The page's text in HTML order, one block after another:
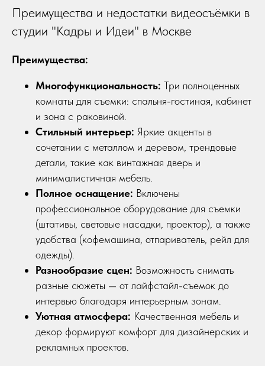
Преимущества и недостатки видеосъёмки в
студии "Кадры и Идеи" в Москве
Преимущества:
Многофункциональность: Три полноценных
комнаты для съемки: спальня-гостиная, кабинет
и зона с раковиной.
Стильный интерьер: Яркие акценты в
сочетании с металлом и деревом, трендовые
детали, такие как винтажная дверь и
минималистичная мебель.
Полное оснащение: Включены
профессиональное оборудование для съемки
(штативы, световые насадки, проектор), а также
удобства (кофемашина, отпариватель, рейл для
одежды).
Разнообразие сцен: Возможность снимать
разные сюжеты — от лайфстайл-съемок до
интервью благодаря интерьерным зонам.
Уютная атмосфера: Качественная мебель и
декор формируют комфорт для дизайнерских и
рекламных проектов.